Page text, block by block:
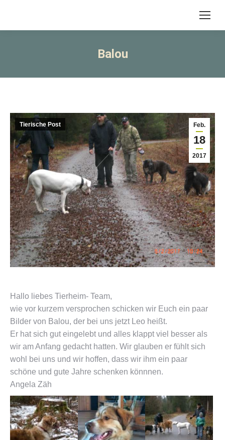
Balou
Feb.
18
2017
Tierische Post
Hallo liebes Tierheim- Team,
wie vor kurzem versprochen schicken wir Euch ein paar
Bilder von Balou, der bei uns jetzt Leo heißt.
Er hat sich gut eingelebt und alles klappt viel besser als
wir am Anfang gedacht hatten. Wir glauben er fühlt sich
wohl bei uns und wir hoffen, dass wir ihm ein paar
schöne und gute Jahre schenken könnnen.
Angela Zäh